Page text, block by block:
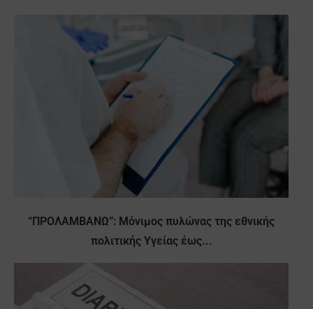
“ΠΡΟΛΑΜΒΑΝΩ”: Μόνιμος πυλώνας της εθνικής
πολιτικής Υγείας έως...